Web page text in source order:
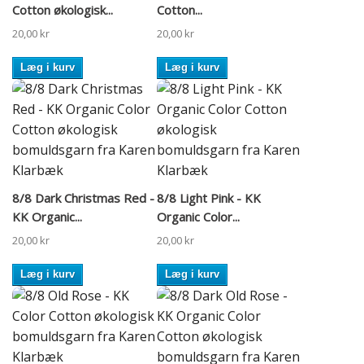
Cotton økologisk...
20,00 kr
Læg i kurv
Cotton...
20,00 kr
Læg i kurv
8/8 Dark Christmas Red -
KK Organic...
20,00 kr
Læg i kurv
8/8 Light Pink - KK
Organic Color...
20,00 kr
Læg i kurv